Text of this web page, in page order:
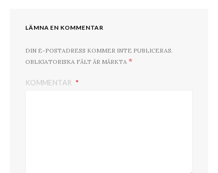
LÄMNA EN KOMMENTAR
DIN E-POSTADRESS KOMMER INTE PUBLICERAS.
OBLIGATORISKA FÄLT ÄR MÄRKTA *
KOMMENTAR